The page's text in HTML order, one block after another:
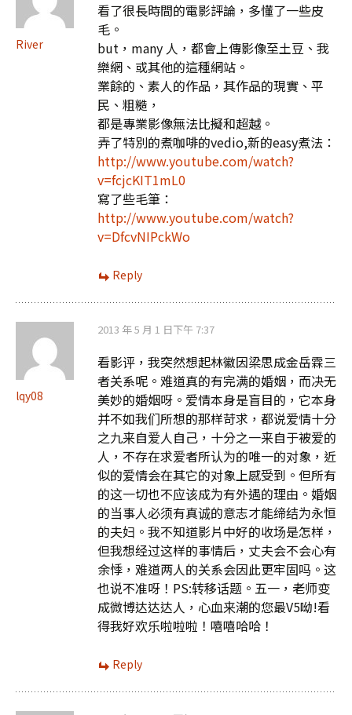
River
看了很長時間的電影評論，多懂了一些皮
毛。
but，many 人，都會上傳影像至土豆、我
樂網、或其他的這種網站。
業餘的、素人的作品，其作品的現實、平
民、粗糙，
都是專業影像無法比擬和超越。
弄了特別的煮咖啡的vedio,新的easy煮法：
http://www.youtube.com/watch?
v=fcjcKIT1mL0
寫了些毛筆：
http://www.youtube.com/watch?
v=DfcvNIPckWo
Reply
lqy08
2013 年 5 月 1 日下午 7:37
看影评，我突然想起林徽因梁思成金岳霖三
者关系呢。难道真的有完满的婚姻，而决无
美妙的婚姻呀。爱情本身是盲目的，它本身
并不如我们所想的那样苛求，都说爱情十分
之九来自爱人自己，十分之一来自于被爱的
人，不存在求爱者所认为的唯一的对象，近
似的爱情会在其它的对象上感受到。但所有
的这一切也不应该成为有外遇的理由。婚姻
的当事人必须有真诚的意志才能缔结为永恒
的夫妇。我不知道影片中好的收场是怎样，
但我想经过这样的事情后，丈夫会不会心有
余悸，难道两人的关系会因此更牢固吗。这
也说不准呀！PS:转移话题。五一，老师变
成微博达达达人，心血来潮的您最V5呦!看
得我好欢乐啦啦啦！嘻嘻哈哈！
Reply